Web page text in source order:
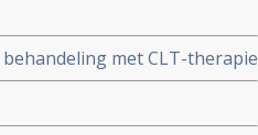
behandeling met CLT-therapie